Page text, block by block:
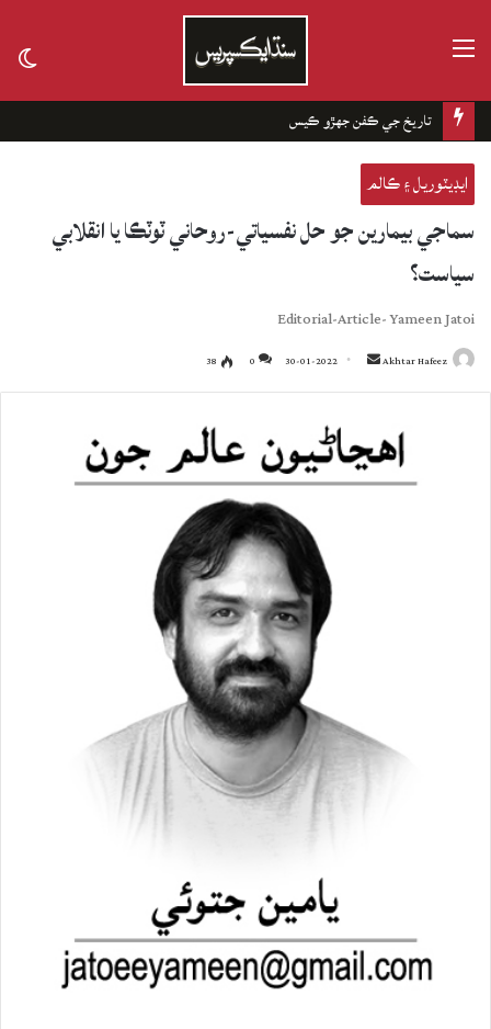
چانهه جا باغ
ايڊيٽوريل ۽ ڪالم
سماجي بيمارين جو حل نفسياتي-روحاني ٽوٽڪا يا انقلابي
سياست؟
Editorial-Article- Yameen Jatoi
Akhtar Hafeez
Send
an
30-01-2022
0
38